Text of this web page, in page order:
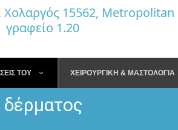
15562, Metropolitan
γραφείο 1.20
ΤΟΥ ΧΕΙΡΟΥΡΓΙΚΗ & ΜΑΣΤΟΛΟΓΙΑ